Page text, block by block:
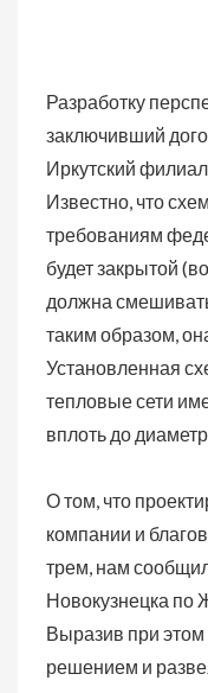
Разработку
заключивший
Иркутский
Известно, что
требованиям
будет закрытой
должна
таким образом,
Установленная
тепловые сети
вплоть до
О том, что
компании и
трем, нам
Новокузнецка по
Выразив при
решением и